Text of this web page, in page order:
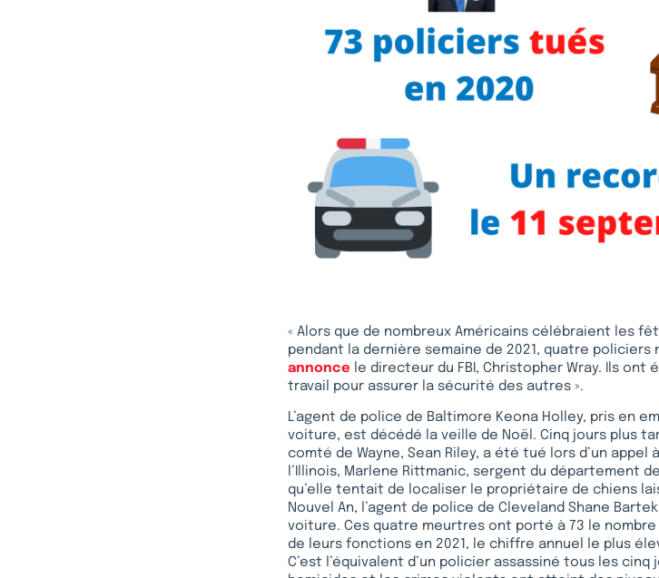
« Alors que de nombreux Américains célébraient les
pendant la dernière semaine de 2021, quatre
annonce le directeur du FBI, Christopher Wray. Ils
travail pour assurer la sécurité des autres ».
L’agent de police de Baltimore Keona Holley, pris en
voiture, est décédé la veille de Noël. Cinq jours plus
comté de Wayne, Sean Riley, a été tué lors d’un appel
l’Illinois, Marlene Rittmanic, sergent du département
qu’elle tentait de localiser le propriétaire de chiens
Nouvel An, l’agent de police de Cleveland Shane
voiture. Ces quatre meurtres ont porté à 73 le
de leurs fonctions en 2021, le chiffre annuel le plus
C’est l’équivalent d’un policier assassiné tous les cinq